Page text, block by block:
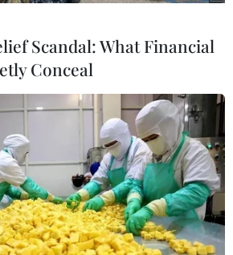
sử dụng hơi cay và súng chống
tình của những người lái xe
bạo lực khiến một số người bị
đụng độ ở nước này.
Scandal: What Financial
Conceal